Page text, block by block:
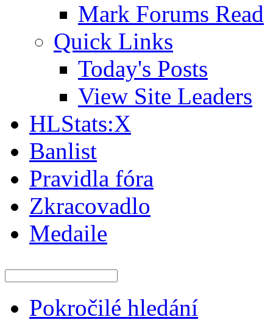
Mark Forums Read
Quick Links
Today's Posts
View Site Leaders
HLStats:X
Banlist
Pravidla fóra
Zkracovadlo
Medaile
Pokročilé hledání